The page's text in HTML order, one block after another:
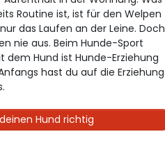
Routine ist, ist für den Welpen
das Laufen an der Leine. Doch
nie aus. Beim Hunde-Sport
Hund ist Hunde-Erziehung
hast du auf die Erziehung
Hund richtig